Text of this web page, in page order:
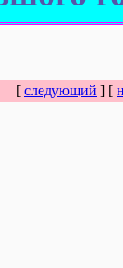
[ следующий ] [